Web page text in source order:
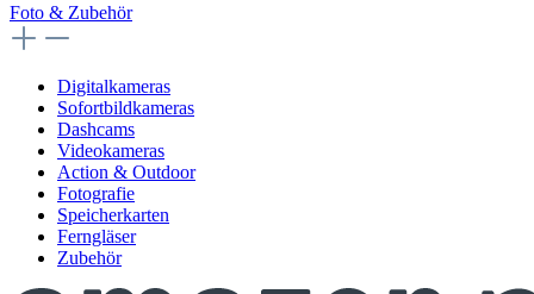
Foto & Zubehör
Digitalkameras
Sofortbildkameras
Dashcams
Videokameras
Action & Outdoor
Fotografie
Speicherkarten
Ferngläser
Zubehör